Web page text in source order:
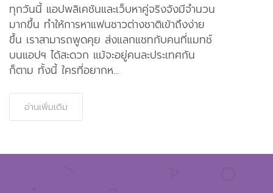
ทุกวันนี้ แอปพลิเคชันและเว็บหาคู่จริงจังมีจำนวน
มากขึ้น ทำให้การหาแฟนชาวต่างชาติเข้าถึงง่าย
ขึ้น เราสามารถพูดคุย ส่งแลกแชทกับคนที่แมทช์
บนแอปฯ ได้สะดวก แม้จะอยู่คนละประเทศกัน
ก็ตาม ทั้งนี้ ใครที่อยากห...
อ่านเพิ่มเติม